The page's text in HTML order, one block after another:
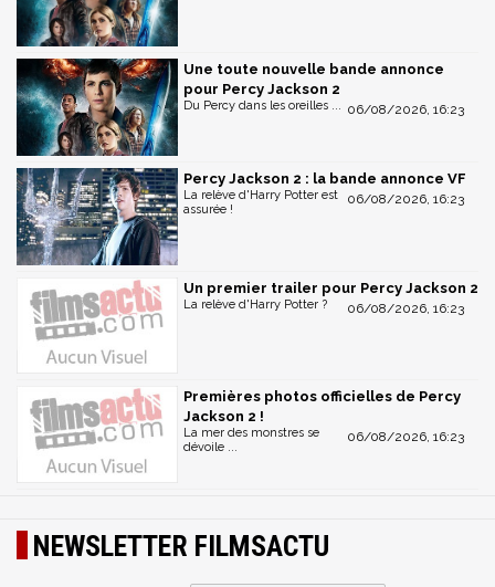
Une toute nouvelle bande annonce
pour Percy Jackson 2
06/08/2026, 16:23
Du Percy dans les oreilles ...
Percy Jackson 2 : la bande annonce VF
06/08/2026, 16:23
La relève d'Harry Potter est
assurée !
Un premier trailer pour Percy Jackson 2
06/08/2026, 16:23
La relève d'Harry Potter ?
Premières photos officielles de Percy
Jackson 2 !
06/08/2026, 16:23
La mer des monstres se
dévoile ...
NEWSLETTER FILMSACTU